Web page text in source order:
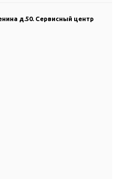
д.50. Сервисный центр